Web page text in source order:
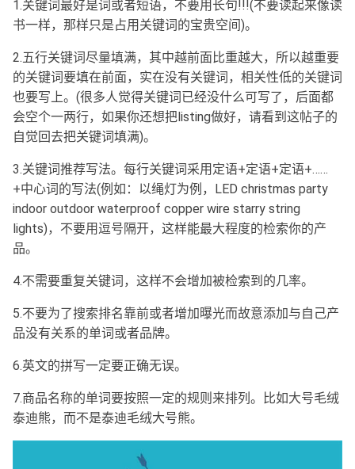
1.关键词最好是词或者短语，不要用长句!!!(不要读起来像读
书一样，那样只是占用关键词的宝贵空间)。
2.五行关键词尽量填满，其中越前面比重越大，所以越重要
的关键词要填在前面，实在没有关键词，相关性低的关键词
也要写上。(很多人觉得关键词已经没什么可写了，后面都
会空个一两行，如果你还想把listing做好，请看到这帖子的
自觉回去把关键词填满)。
3.关键词推荐写法。每行关键词采用定语+定语+定语+……
+中心词的写法(例如：以绳灯为例，LED christmas party
indoor outdoor waterproof copper wire starry string
lights)，不要用逗号隔开，这样能最大程度的检索你的产
品。
4.不需要重复关键词，这样不会增加被检索到的几率。
5.不要为了搜索排名靠前或者增加曝光而故意添加与自己产
品没有关系的单词或者品牌。
6.英文的拼写一定要正确无误。
7.商品名称的单词要按照一定的规则来排列。比如大号毛绒
泰迪熊，而不是泰迪毛绒大号熊。